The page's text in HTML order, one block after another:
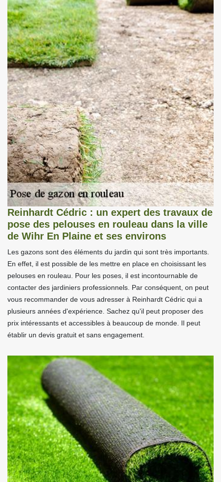
Reinhardt Cédric : un expert des travaux de
pose des pelouses en rouleau dans la ville
de Wihr En Plaine et ses environs
Les gazons sont des éléments du jardin qui sont très importants.
En effet, il est possible de les mettre en place en choisissant les
pelouses en rouleau. Pour les poses, il est incontournable de
contacter des jardiniers professionnels. Par conséquent, on peut
vous recommander de vous adresser à Reinhardt Cédric qui a
plusieurs années d'expérience. Sachez qu'il peut proposer des
prix intéressants et accessibles à beaucoup de monde. Il peut
établir un devis gratuit et sans engagement.